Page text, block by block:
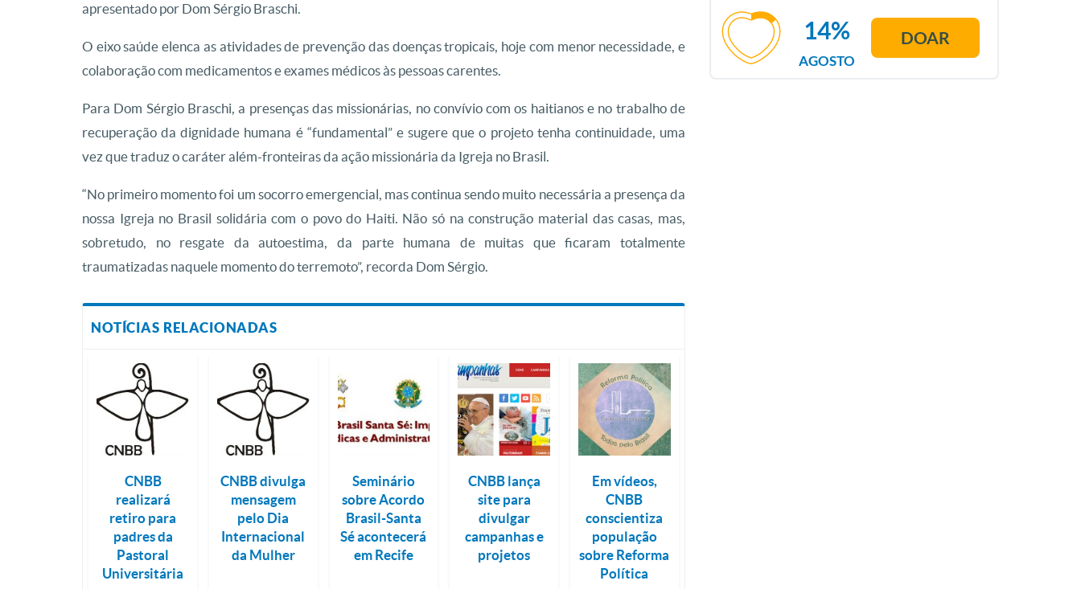
apresentado por Dom Sérgio Braschi.
O eixo saúde elenca as atividades de prevenção das doenças tropicais, hoje com menor necessidade, e
colaboração com medicamentos e exames médicos às pessoas carentes.
Para Dom Sérgio Braschi, a presenças das missionárias, no convívio com os haitianos e no trabalho de
recuperação da dignidade humana é “fundamental” e sugere que o projeto tenha continuidade, uma
vez que traduz o caráter além-fronteiras da ação missionária da Igreja no Brasil.
“No primeiro momento foi um socorro emergencial, mas continua sendo muito necessária a presença da
nossa Igreja no Brasil solidária com o povo do Haiti. Não só na construção material das casas, mas,
sobretudo, no resgate da autoestima, da parte humana de muitas que ficaram totalmente
traumatizadas naquele momento do terremoto”, recorda Dom Sérgio.
NOTÍCIAS RELACIONADAS
CNBB
realizará
retiro para
padres da
Pastoral
Universitária
CNBB divulga
mensagem
pelo Dia
Internacional
da Mulher
Seminário
sobre Acordo
Brasil-Santa
Sé acontecerá
em Recife
CNBB lança
site para
divulgar
campanhas e
projetos
Em vídeos,
CNBB
conscientiza
população
sobre Reforma
Política
AGOSTO
14% DOAR